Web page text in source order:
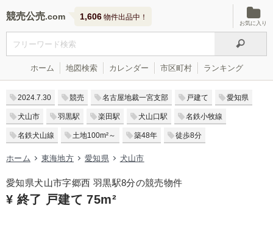
競売公売 1,606 物件出品中！
お気に入り
ホーム 地図検索 カレンダー 市区町村 ランキング
2024.7.30 競売 名古屋地裁一宮支部 戸建て 愛知県
犬山市 羽黒駅 楽田駅 犬山口駅 名鉄小牧線
名鉄犬山線 土地100m²～ 築48年 徒歩8分
ホーム 東海地方 愛知県 犬山市
愛知県犬山市字郷西 羽黒駅8分の競売物件
¥ 終了 戸建て 75m²